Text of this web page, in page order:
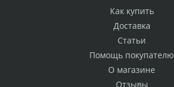
Как купить
Доставка
Статьи
Помощь покупателю
О магазине
Отзывы